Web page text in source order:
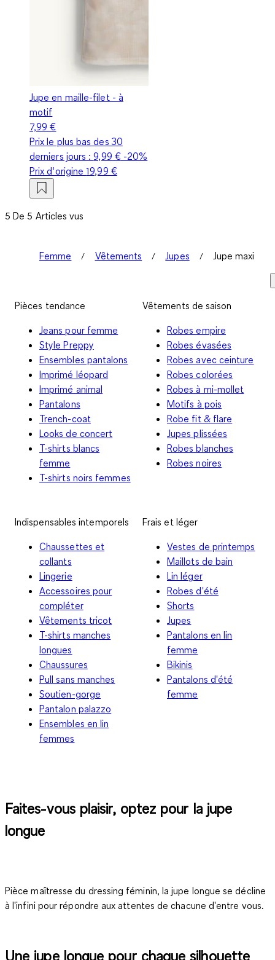
Jupe en maille-filet - à
motif
7,99 €
Prix le plus bas des 30
derniers jours :9,99 €-20%
Prix d‘origine19,99 €
5 De 5 Articles vus
Femme Vêtements Jupes Jupe maxi
Pièces tendance
Jeans pour femme
Style Preppy
Ensembles pantalons
Imprimé léopard
Imprimé animal
Pantalons
Trench-coat
Looks de concert
T-shirts blancs
femme
T-shirts noirs femmes
Vêtements de saison
Robes empire
Robes évasées
Robes avec ceinture
Robes colorées
Robes à mi-mollet
Motifs à pois
Robe fit & flare
Jupes plissées
Robes blanches
Robes noires
Indispensables intemporels
Chaussettes et
collants
Lingerie
Accessoires pour
compléter
Vêtements tricot
T-shirts manches
longues
Chaussures
Pull sans manches
Soutien-gorge
Pantalon palazzo
Ensembles en lin
femmes
Frais et léger
Vestes de printemps
Maillots de bain
Lin léger
Robes d'été
Shorts
Jupes
Pantalons en lin
femme
Bikinis
Pantalons d'été
femme
Faites-vous plaisir, optez pour la jupe
longue
Pièce maîtresse du dressing féminin, lajupe longue se décline
à l'infini pour répondre aux attentes de chacune d'entre vous.
Une jupe longue pour chaque silhouette